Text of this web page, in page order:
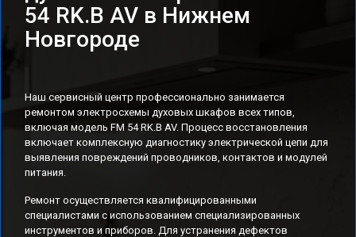
54 RK.B AV в Нижнем
Новгороде
Наш сервисный центр профессионально занимается
ремонтом электросхемы духовых шкафов всех типов,
включая модель FM 54 RK.B AV. Процесс восстановления
включает комплексную диагностику электрической цепи для
выявления повреждений проводников, контактов и модулей
питания.
Ремонт осуществляется квалифицированными
специалистами с использованием специализированных
инструментов и приборов. Для устранения дефектов